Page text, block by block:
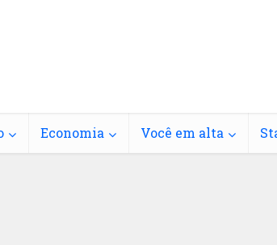
Economia Você em alta